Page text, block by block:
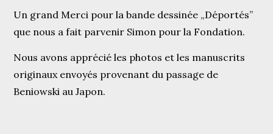
Un grand Merci pour la bande dessinée „Déportés”
que nous a fait parvenir Simon pour la Fondation.
Nous avons apprécié les photos et les manuscrits
originaux envoyés provenant du passage de
Beniowski au Japon.